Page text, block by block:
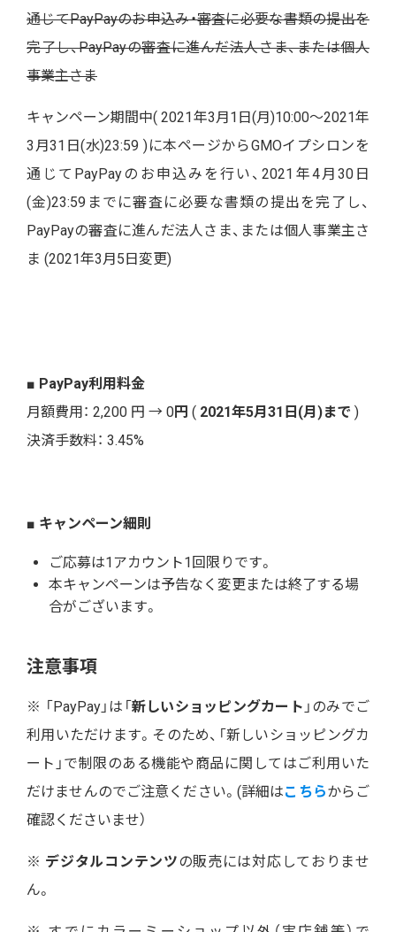
通じてPayPayのお申込み・審査に必要な書類の提出を
完了し、PayPayの審査に進んだ法人さま、または個人
事業主さま
キャンペーン期間中( 2021年3月1日(月)10:00〜2021年
3月31日(水)23:59 )に本ページからGMOイプシロンを
通じてPayPayのお申込みを行い、2021年4月30日
(金)23:59までに審査に必要な書類の提出を完了し、
PayPayの審査に進んだ法人さま、または個人事業主さ
ま (2021年3月5日変更)
■ PayPay利用料金
月額費用： 2,200 円 → 0円 ( 2021年5月31日(月)まで )
決済手数料： 3.45%
■ キャンペーン細則
ご応募は1アカウント1回限りです。
本キャンペーンは予告なく変更または終了する場
合がございます。
注意事項
※ 「PayPay」は「新しいショッピングカート 」のみでご
利用いただけます。そのため、「新しいショッピングカ
ート」で制限のある機能や商品に関してはご利用いた
だけませんのでご注意ください。(詳細はこちらからご
確認くださいませ）
※ デジタルコンテンツの販売には対応しておりませ
ん。